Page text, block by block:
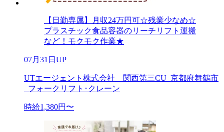
【日勤専属】月収24万円可☆残業少なめ☆
プラスチック食品容器のリーチリフト運搬
など！モクモク作業★
07月31日UP
UTエージェント株式会社 関西第三CU_京都府舞鶴市
_フォークリフト･クレーン
時給1,380円〜